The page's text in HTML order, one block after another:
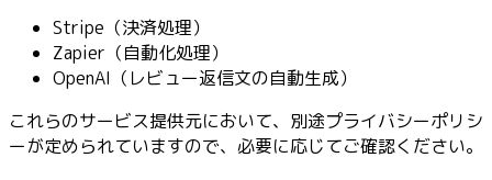
Stripe（決済処理）
Zapier（自動化処理）
OpenAI（レビュー返信文の自動生成）
これらのサービス提供元において、別途プライバシーポリシ
ーが定められていますので、必要に応じてご確認ください。